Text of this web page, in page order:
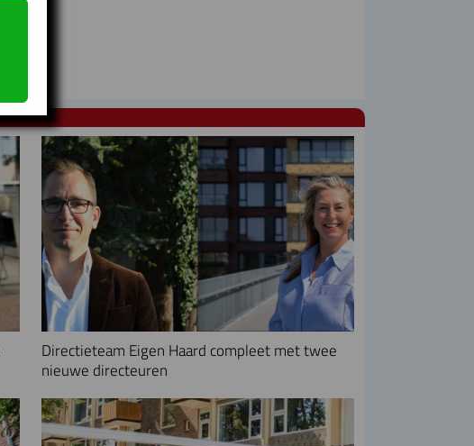
Directieteam Eigen Haard compleet met twee
nieuwe directeuren